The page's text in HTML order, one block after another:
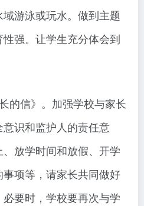
游泳或玩水。做到主题
强。让学生充分体会到
的信》。加强学校与家长
识和监护人的责任意
放学时间和放假、开学
项等，请家长共同做好
要时，学校要再次与学